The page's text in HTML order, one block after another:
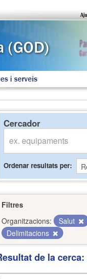
i serveis
Cercador
Ordenar resultats per
Filtres
Organitzacions:
Salut
Delimitacions
de la